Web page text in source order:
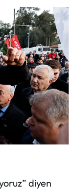
diyen